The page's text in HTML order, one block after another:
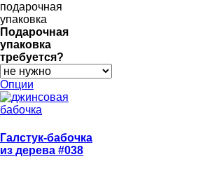
подарочная
упаковка
Подарочная
упаковка
требуется?
Опции
Галстук-бабочка
из дерева #038